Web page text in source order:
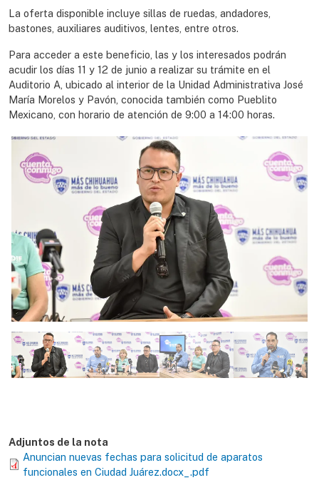
La oferta disponible incluye sillas de ruedas, andadores,
bastones, auxiliares auditivos, lentes, entre otros.
Para acceder a este beneficio, las y los interesados podrán
acudir los días 11 y 12 de junio a realizar su trámite en el
Auditorio A, ubicado al interior de la Unidad Administrativa José
María Morelos y Pavón, conocida también como Pueblito
Mexicano, con horario de atención de 9:00 a 14:00 horas.
Adjuntos de la nota
Anuncian nuevas fechas para solicitud de aparatos
funcionales en Ciudad Juárez.docx_.pdf